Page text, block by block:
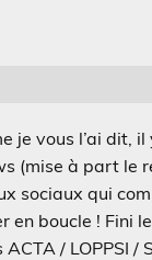
je vous l’ai dit,
(mise à part le
sociaux qui
en boucle ! Fini
/ LOPPSI /